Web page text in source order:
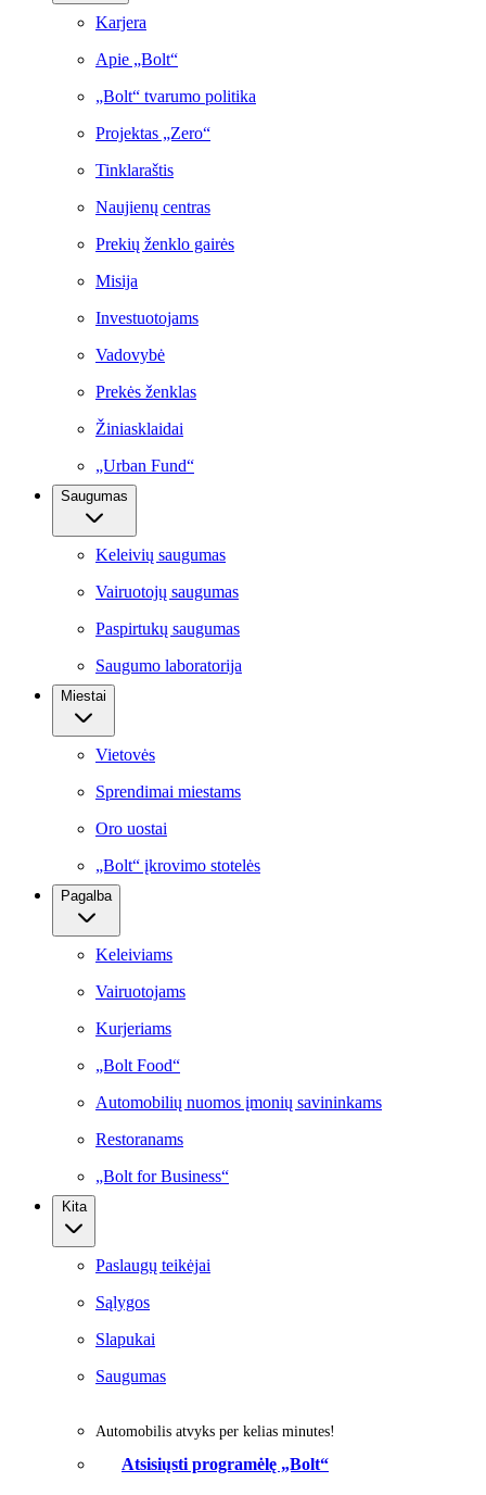
Karjera
Apie „Bolt“
„Bolt“ tvarumo politika
Projektas „Zero“
Tinklaraštis
Naujienų centras
Prekių ženklo gairės
Misija
Investuotojams
Vadovybė
Prekės ženklas
Žiniasklaidai
„Urban Fund“
Saugumas
Keleivių saugumas
Vairuotojų saugumas
Paspirtukų saugumas
Saugumo laboratorija
Miestai
Vietovės
Sprendimai miestams
Oro uostai
„Bolt“ įkrovimo stotelės
Pagalba
Keleiviams
Vairuotojams
Kurjeriams
„Bolt Food“
Automobilių nuomos įmonių savininkams
Restoranams
„Bolt for Business“
Kita
Paslaugų teikėjai
Sąlygos
Slapukai
Saugumas
Automobilis atvyks per kelias minutes!
Atsisiųsti programėlę „Bolt“